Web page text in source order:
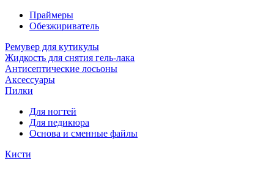
Праймеры
Обезжириватель
Ремувер для кутикулы
Жидкость для снятия гель-лака
Антисептические лосьоны
Аксессуары
Пилки
Для ногтей
Для педикюра
Основа и сменные файлы
Кисти